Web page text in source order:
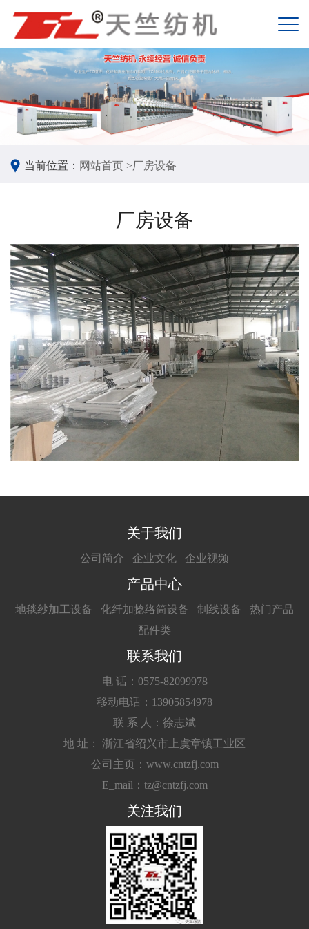
当前位置： 网站首页 >厂房设备
厂房设备
关于我们
公司简介 企业文化 企业视频
产品中心
地毯纱加工设备 化纤加捻络筒设备 制线设备
热门产品
配件类
联系我们
电 话：0575-82099978
移动电话：13905854978
联 系 人：徐志斌
地 址： 浙江省绍兴市上虞章镇工业区
公司主页：www.cntzfj.com
E_mail：tz@cntzfj.com
关注我们